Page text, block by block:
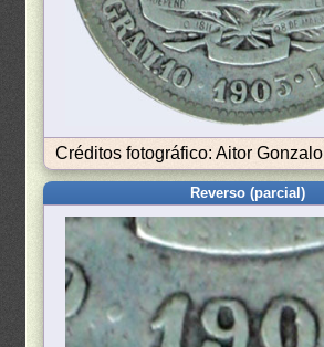
Créditos fotográfico: Aitor Gonzalo
Reverso (parcial)